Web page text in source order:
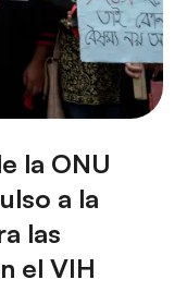
la ONU
a la
las
el VIH